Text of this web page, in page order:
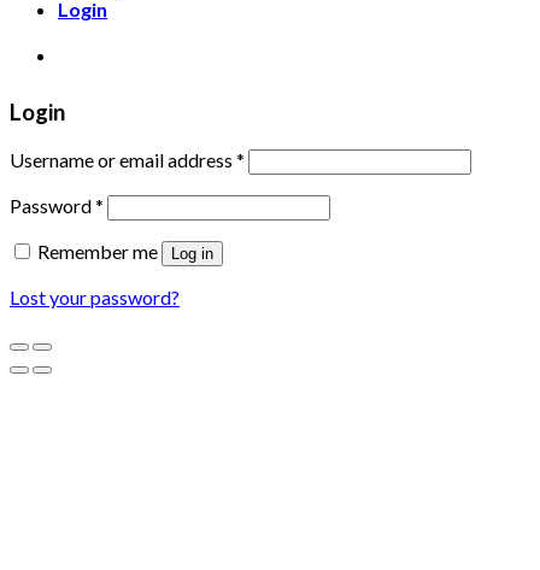
Login
Login
Username or email address *
Password*
Remember me
Log in
Lost your password?